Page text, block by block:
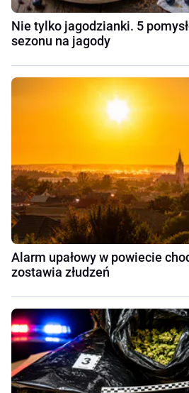
Nie tylko jagodzianki. 5
sezonu na jagody
Alarm upałowy w powiecie
zostawia złudzeń